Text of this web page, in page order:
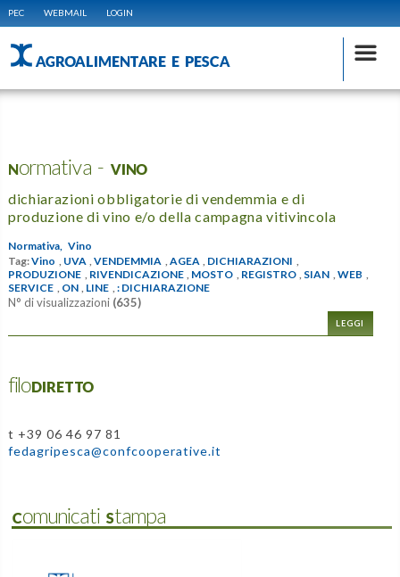
PEC WEBMAIL LOGIN
AGROALIMENTARE E PESCA
Normativa - VINO
dichiarazioni obbligatorie di vendemmia e di
produzione di vino e/o della campagna vitivincola
Normativa, Vino
Tag:Vino , UVA ,VENDEMMIA , AGEA , DICHIARAZIONI ,
PRODUZIONE , RIVENDICAZIONE , MOSTO , REGISTRO , SIAN , WEB ,
SERVICE , ON , LINE , : DICHIARAZIONE
N° di visualizzazioni (635)
LEGGI
filoDIRETTO
t +39 06 46 97 81
fedagripesca@confcooperative.it
Comunicati Stampa